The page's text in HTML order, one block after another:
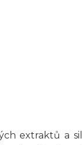
extraktů